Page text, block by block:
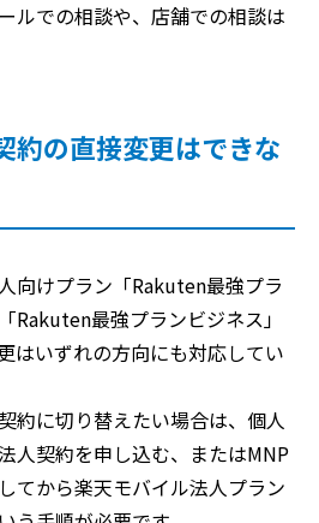
ルでの相談や、店舗での相談は
約の直接変更はできな
向けプラン「Rakuten最強プラ
Rakuten最強プランビジネス」
はいずれの方向にも対応してい
約に切り替えたい場合は、個人
人契約を申し込む、またはMNP
てから楽天モバイル法人プラン